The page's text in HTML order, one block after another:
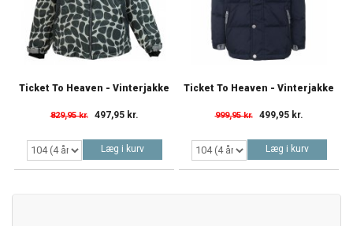
Ticket To Heaven - Vinterjakke
829,95 kr. 497,95 kr.
Læg i kurv
Ticket To Heaven - Vinterjakke
999,95 kr. 499,95 kr.
Læg i kurv